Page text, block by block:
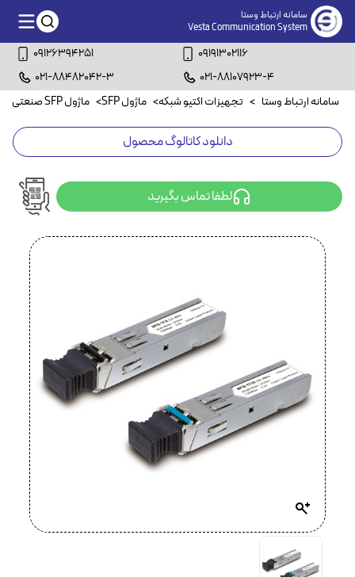
سامانه ارتباط وستا
Vesta Communication System
09126394251
09191302116
021-88482042-3
021-88107923-4
سامانه ارتباط وستا > تجهیزات اکتیو شبکه> ماژول SFP > ماژول SFP صنعتی فیبر نوری
دانلود کاتالوگ محصول
لطفا تماس بگیرید